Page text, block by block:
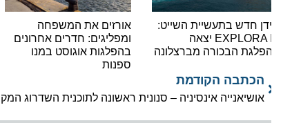
חדש בתעשיית השייט:
EXPLORA III יצאה
הבכורה מברצלונה
אורזים את המשפחה
ומפליגים: חדרים אחרונים
בהפלגות אוגוסט במנו
ספנות
הכתבה הקודמת
אושיאנייה אינסיניה – סנונית ראשונה לתוכנית השדרוג המקיפה